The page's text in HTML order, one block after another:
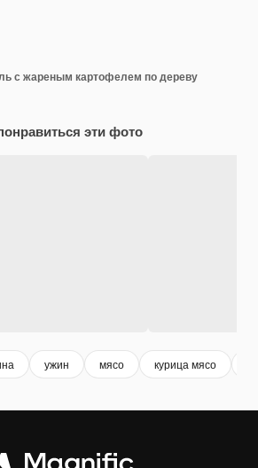
с жареным картофелем по дереву
эти фото
ужин мясо курица мясо